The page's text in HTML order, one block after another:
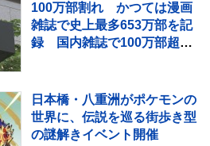
100万部割れ かつては漫画
雑誌で史上最多653万部を記
録 国内雑誌で100万部超え
日本橋・八重洲がポケモンの
世界に、伝説を巡る街歩き型
の謎解きイベント開催